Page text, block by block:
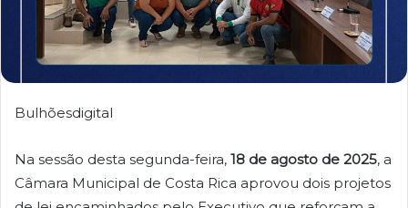
Bulhõesdigital
Na sessão desta segunda-feira, 18 de agosto de 2025, a
Câmara Municipal de Costa Rica aprovou dois projetos